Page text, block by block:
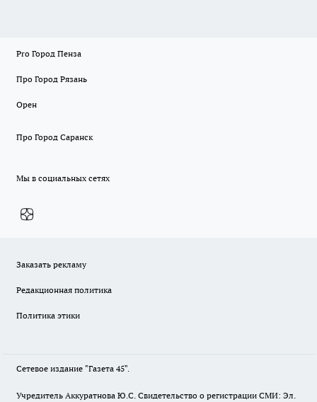
Pro Город Пенза
Про Город Рязань
Орен
Про Город Саранск
Мы в социальных сетях
Заказать рекламу
Редакционная политика
Политика этики
Сетевое издание "Газета 45".
Учредитель Аккуратнова Ю.С. Свидетельство о регистрации СМИ: Эл.